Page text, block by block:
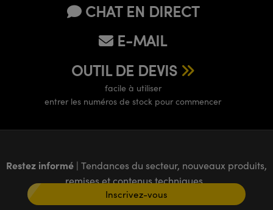
CHAT EN DIRECT
E-MAIL
OUTIL DE DEVIS
facile à utiliser
entrer les numéros de stock pour commencer
Restez informé | Tendances du secteur, nouveaux produits,
remises et contenus techniques
Inscrivez-vous